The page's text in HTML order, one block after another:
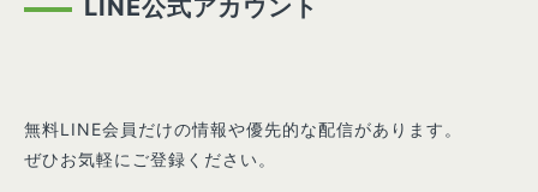
LINE公式アカウント
無料LINE会員だけの情報や優先的な配信があります。
ぜひお気軽にご登録ください。